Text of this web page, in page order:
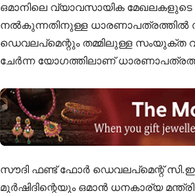
ഒമാനിലെ വ്യാവസായിക
നൽകുന്നതിനുള്ള ധാരണാപത്രത്തിൽ
ഡെവലപ്മെന്റും തമ്മിലുള്ള സംയുക്ത
ചേർന്ന യോഗത്തിലാണ്
സൗദി ഫണ്ട് ഫോർ ഡെവലപ്മെന്റ്
മുർഷിദിന്റെയും ഒമാൻ ധനകാര്യ